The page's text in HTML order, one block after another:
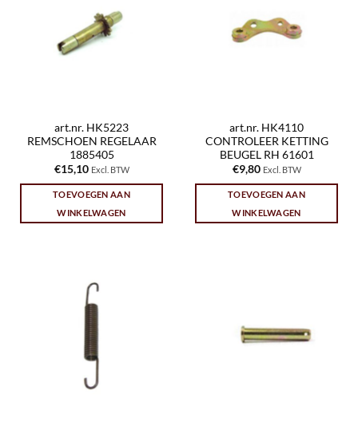
art.nr. HK5223
REMSCHOEN REGELAAR
1885405
€15,10 Excl. BTW
TOEVOEGEN AAN
WINKELWAGEN
art.nr. HK4110
CONTROLEER KETTING
BEUGEL RH 61601
€9,80 Excl. BTW
TOEVOEGEN AAN
WINKELWAGEN